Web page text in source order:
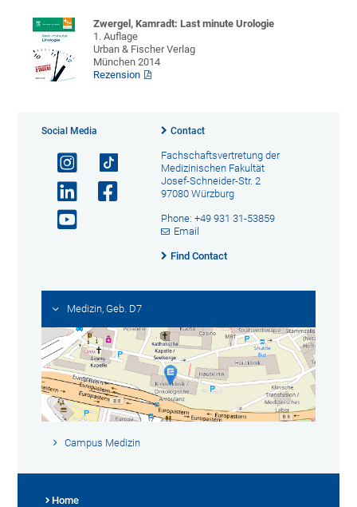
Zwergel, Kamradt: Last minute Urologie
1. Auflage
Urban & Fischer Verlag
München 2014
Rezension
Social Media Contact
Fachschaftsvertretung der
Medizinischen Fakultät
Josef-Schneider-Str. 2
97080 Würzburg
Phone: +49 931 31-53859
Email
Find Contact
Medizin, Geb. D7
Campus Medizin
Home